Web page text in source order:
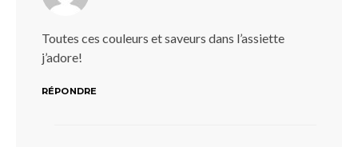
Toutes ces couleurs et saveurs dans l’assiette
j’adore!
RÉPONDRE